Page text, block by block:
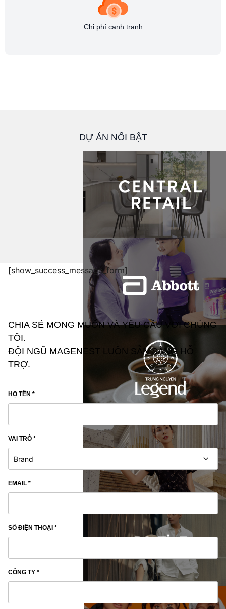
Chi phí cạnh tranh
DỰ ÁN NỔI BẬT
[show_success_message_form]
CHIA SẺ MONG MUỐN VÀ YÊU CẦU VỚI CHÚNG
TÔI.
ĐỘI NGŨ MAGENEST LUÔN SẴN SÀNG HỖ
TRỢ.
HỌ TÊN *
VAI TRÒ *
EMAIL *
SỐ ĐIỆN THOẠI *
CÔNG TY *